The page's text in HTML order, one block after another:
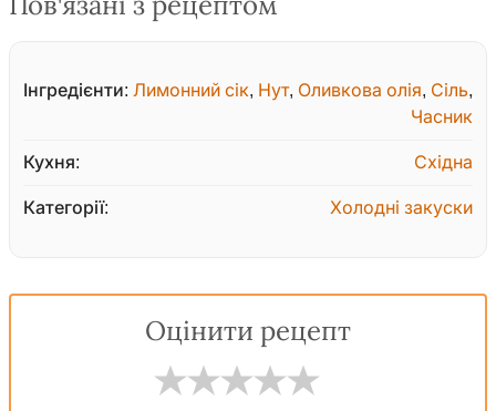
Пов'язані з рецептом
Інгредієнти: Лимонний сік, Нут, Оливкова олія, Сіль,
Часник
Кухня: Східна
Категорії: Холодні закуски
Оцінити рецепт